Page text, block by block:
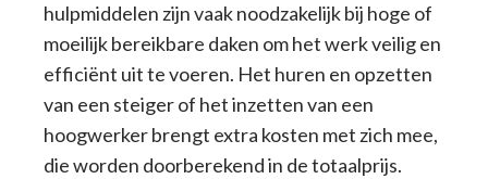
hulpmiddelen zijn vaak noodzakelijk bij hoge of
moeilijk bereikbare daken om het werk veilig en
efficiënt uit te voeren. Het huren en opzetten
van een steiger of het inzetten van een
hoogwerker brengt extra kosten met zich mee,
die worden doorberekend in de totaalprijs.